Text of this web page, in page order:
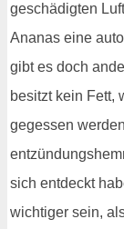
geschädigten
Ananas eine
gibt es doch
besitzt kein Fett,
gegessen
sich entdeckt
wichtiger sein,